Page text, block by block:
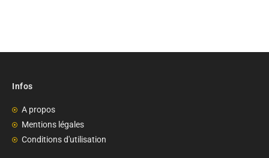
Infos
A propos
Mentions légales
Conditions d'utilisation